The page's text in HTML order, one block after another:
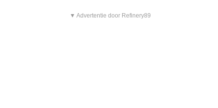
▼ Advertentie door Refinery89